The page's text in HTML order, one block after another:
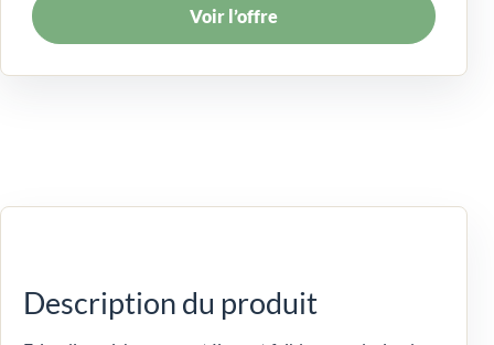
Voir l’offre
Description du produit